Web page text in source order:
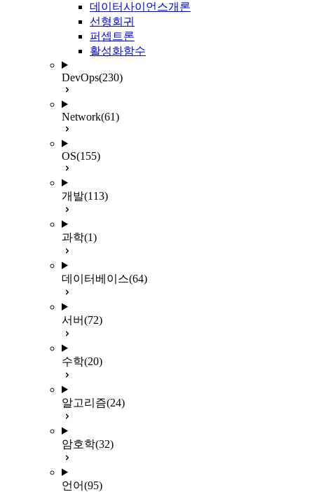
데이터사이언스개론
선형회귀
퍼셉트론
활성화함수
DevOps(230)
Network(61)
OS(155)
개발(113)
과학(1)
데이터베이스(64)
서버(72)
수학(20)
알고리즘(24)
암호학(32)
언어(95)